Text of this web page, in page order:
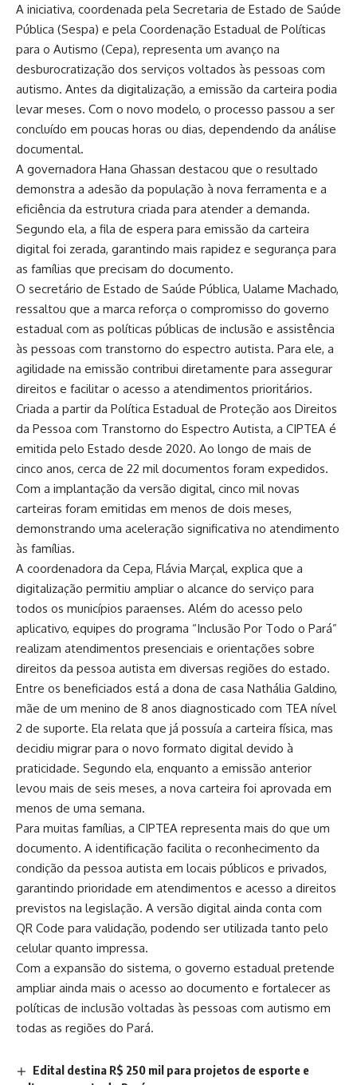
A iniciativa, coordenada pela Secretaria de Estado de Saúde
Pública (Sespa) e pela Coordenação Estadual de Políticas
para o Autismo (Cepa), representa um avanço na
desburocratização dos serviços voltados às pessoas com
autismo. Antes da digitalização, a emissão da carteira podia
levar meses. Com o novo modelo, o processo passou a ser
concluído em poucas horas ou dias, dependendo da análise
documental.
A governadora Hana Ghassan destacou que o resultado
demonstra a adesão da população à nova ferramenta e a
eficiência da estrutura criada para atender a demanda.
Segundo ela, a fila de espera para emissão da carteira
digital foi zerada, garantindo mais rapidez e segurança para
as famílias que precisam do documento.
O secretário de Estado de Saúde Pública, Ualame Machado,
ressaltou que a marca reforça o compromisso do governo
estadual com as políticas públicas de inclusão e assistência
às pessoas com transtorno do espectro autista. Para ele, a
agilidade na emissão contribui diretamente para assegurar
direitos e facilitar o acesso a atendimentos prioritários.
Criada a partir da Política Estadual de Proteção aos Direitos
da Pessoa com Transtorno do Espectro Autista, a CIPTEA é
emitida pelo Estado desde 2020. Ao longo de mais de
cinco anos, cerca de 22 mil documentos foram expedidos.
Com a implantação da versão digital, cinco mil novas
carteiras foram emitidas em menos de dois meses,
demonstrando uma aceleração significativa no atendimento
às famílias.
A coordenadora da Cepa, Flávia Marçal, explica que a
digitalização permitiu ampliar o alcance do serviço para
todos os municípios paraenses. Além do acesso pelo
aplicativo, equipes do programa “Inclusão Por Todo o Pará”
realizam atendimentos presenciais e orientações sobre
direitos da pessoa autista em diversas regiões do estado.
Entre os beneficiados está a dona de casa Nathália Galdino,
mãe de um menino de 8 anos diagnosticado com TEA nível
2 de suporte. Ela relata que já possuía a carteira física, mas
decidiu migrar para o novo formato digital devido à
praticidade. Segundo ela, enquanto a emissão anterior
levou mais de seis meses, a nova carteira foi aprovada em
menos de uma semana.
Para muitas famílias, a CIPTEA representa mais do que um
documento. A identificação facilita o reconhecimento da
condição da pessoa autista em locais públicos e privados,
garantindo prioridade em atendimentos e acesso a direitos
previstos na legislação. A versão digital ainda conta com
QR Code para validação, podendo ser utilizada tanto pelo
celular quanto impressa.
Com a expansão do sistema, o governo estadual pretende
ampliar ainda mais o acesso ao documento e fortalecer as
políticas de inclusão voltadas às pessoas com autismo em
todas as regiões do Pará.
Edital destina R$ 250 mil para projetos de esporte e